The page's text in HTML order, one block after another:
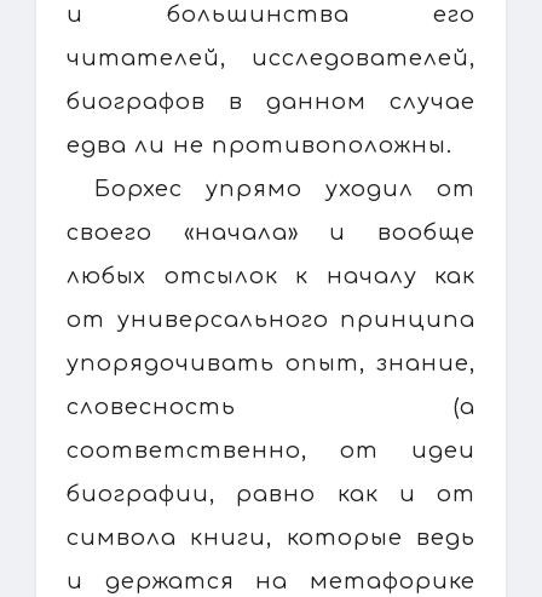
и большинства его
читателей, исследователей,
биографов в данном случае
едва ли не противоположны.
Борхес упрямо уходил от
своего «начала» и вообще
любых отсылок к началу как
от универсального принципа
упорядочивать опыт, знание,
словесность (а
соответственно, от идеи
биографии, равно как и от
символа книги, которые ведь
и держатся на метафорике